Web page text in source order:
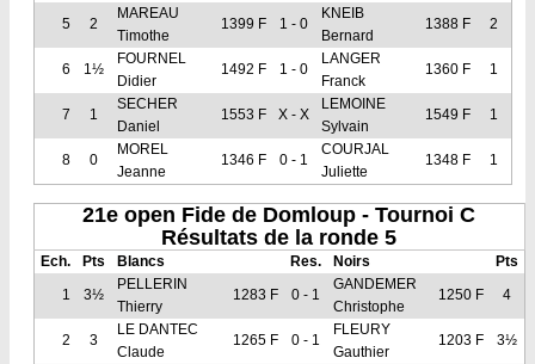
5 2
MAREAU
Timothe
1399 F 1 - 0
KNEIB
Bernard
1388 F 2
6 1½
FOURNEL
Didier
1492 F 1 - 0
LANGER
Franck
1360 F 1
7 1
SECHER
Daniel
1553 F X - X
LEMOINE
Sylvain
1549 F 1
8 0
MOREL
Jeanne
1346 F 0 - 1
COURJAL
Juliette
1348 F 1
21e open Fide de Domloup - Tournoi C
Résultats de la ronde 5
Ech. Pts Blancs Res. Noirs
Pts
1
3½
PELLERIN
Thierry
1283 F 0 - 1
GANDEMER
Christophe
1250 F 4
2 3
LE DANTEC
Claude
1265 F 0 - 1
FLEURY
Gauthier
1203 F 3½